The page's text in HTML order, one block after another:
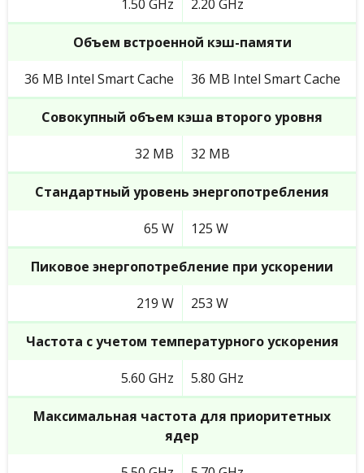
1.50 GHz 2.20 GHz
Объем встроенной кэш-памяти
36 MB Intel Smart Cache 36 MB Intel Smart Cache
Совокупный объем кэша второго уровня
32 MB 32 MB
Стандартный уровень энергопотребления
65 W 125 W
Пиковое энергопотребление при ускорении
219 W 253 W
Частота с учетом температурного ускорения
5.60 GHz 5.80 GHz
Максимальная частота для приоритетных
ядер